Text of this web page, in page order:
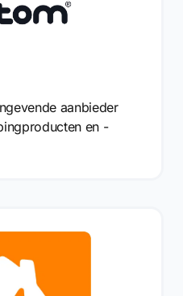
aanbieder
en -